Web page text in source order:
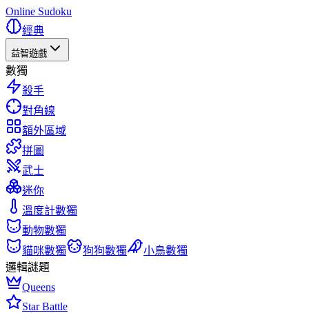
Online Sudoku
經典
益智遊戲
數獨
殺手
對角線
額外區域
拼圖
武士
迷你
溫度計數獨
動物數獨
貓咪數獨
狗狗數獨
小鳥數獨
邏輯謎題
Queens
Star Battle